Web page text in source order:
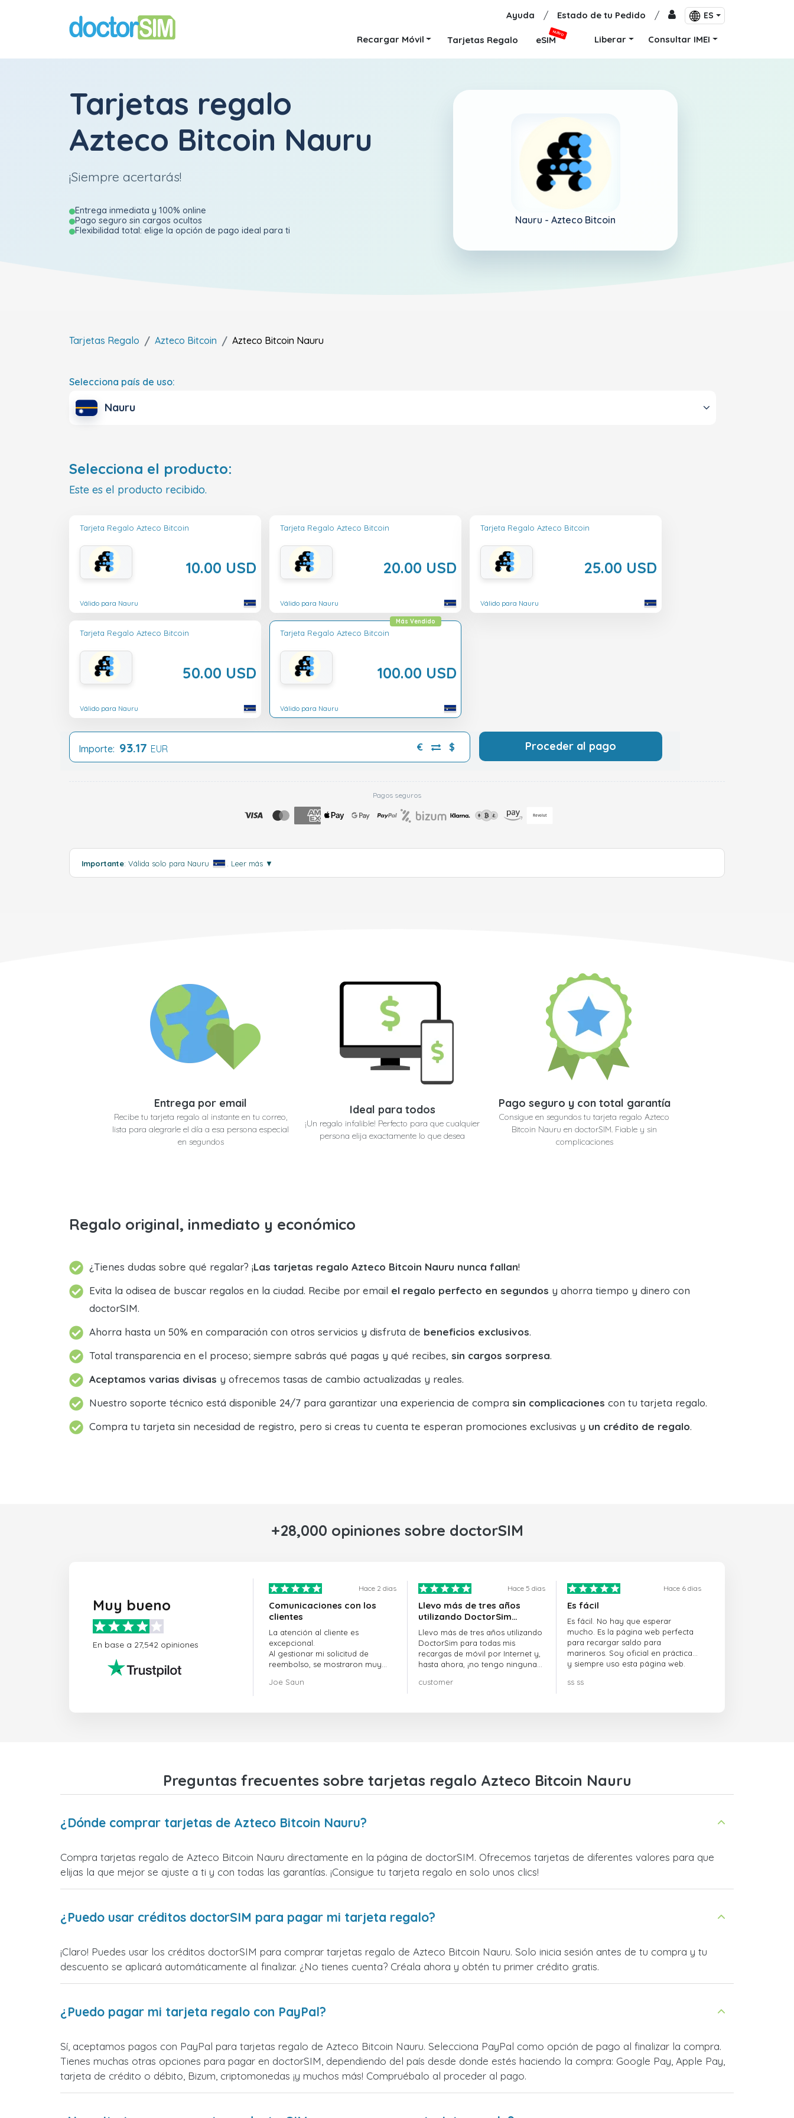
Ayuda / Estado de tu Pedido / ES
Recargar Móvil Tarjetas Regalo eSIM
NUEVO
Liberar Consultar IMEI
Tarjetas regalo
Azteco Bitcoin Nauru
¡Siempre acertarás!
Entrega inmediata y 100% online
Pago seguro sin cargos ocultos
Flexibilidad total: elige la opción de pago ideal para ti
Nauru - Azteco Bitcoin
Tarjetas Regalo Azteco Bitcoin Azteco Bitcoin Nauru
Selecciona país de uso:
Nauru
Selecciona el producto:
Este es el producto recibido.
Tarjeta Regalo Azteco Bitcoin
10.00 USD
Válido para Nauru
Tarjeta Regalo Azteco Bitcoin
20.00 USD
Válido para Nauru
Tarjeta Regalo Azteco Bitcoin
25.00 USD
Válido para Nauru
Tarjeta Regalo Azteco Bitcoin
50.00 USD
Válido para Nauru
Tarjeta Regalo Azteco Bitcoin
100.00 USD
Más Vendido
Válido para Nauru
Importe: 93.17 EUR € $ Proceder al pago
Pagos seguros
Importante: Válida solo para Nauru . Leer más ▼
Entrega por email
Recibe tu tarjeta regalo al instante en tu correo,
lista para alegrarle el día a esa persona especial
en segundos
Ideal para todos
¡Un regalo infalible! Perfecto para que cualquier
persona elija exactamente lo que desea
Pago seguro y con total garantía
Consigue en segundos tu tarjeta regalo Azteco
Bitcoin Nauru en doctorSIM. Fiable y sin
complicaciones
Regalo original, inmediato y económico
¿Tienes dudas sobre qué regalar? ¡Las tarjetas regalo Azteco Bitcoin Nauru nunca fallan!
Evita la odisea de buscar regalos en la ciudad. Recibe por email el regalo perfecto en segundos y ahorra tiempo y dinero con
doctorSIM.
Ahorra hasta un 50% en comparación con otros servicios y disfruta de beneficios exclusivos.
Total transparencia en el proceso; siempre sabrás qué pagas y qué recibes, sin cargos sorpresa.
Aceptamos varias divisas y ofrecemos tasas de cambio actualizadas y reales.
Nuestro soporte técnico está disponible 24/7 para garantizar una experiencia de compra sin complicaciones con tu tarjeta regalo.
Compra tu tarjeta sin necesidad de registro, pero si creas tu cuenta te esperan promociones exclusivas y un crédito de regalo.
+28,000 opiniones sobre doctorSIM
Muy bueno
En base a 27,542 opiniones
Hace 2 dias
Comunicaciones con los
clientes
La atención al cliente es
excepcional.
Al gestionar mi solicitud de
reembolso, se mostraron muy
gestión, y resolvieron mi
Joe Saun
Hace 5 dias
Llevo más de tres años
utilizando DoctorSim…
Llevo más de tres años utilizando
DoctorSim para todas mis
recargas de móvil por Internet y,
hasta ahora, ¡no tengo ninguna
customer
Hace 6 dias
Es fácil
Es fácil. No hay que esperar
mucho. Es la página web perfecta
para recargar saldo para
marineros. Soy oficial en prácticas
y siempre uso esta página web.
ss ss
Preguntas frecuentes sobre tarjetas regalo Azteco Bitcoin Nauru
¿Dónde comprar tarjetas de Azteco Bitcoin Nauru?
Compra tarjetas regalo de Azteco Bitcoin Nauru directamente en la página de doctorSIM. Ofrecemos tarjetas de diferentes valores para que
elijas la que mejor se ajuste a ti y con todas las garantías. ¡Consigue tu tarjeta regalo en solo unos clics!
¿Puedo usar créditos doctorSIM para pagar mi tarjeta regalo?
¡Claro! Puedes usar los créditos doctorSIM para comprar tarjetas regalo de Azteco Bitcoin Nauru. Solo inicia sesión antes de tu compra y tu
descuento se aplicará automáticamente al finalizar. ¿No tienes cuenta? Créala ahora y obtén tu primer crédito gratis.
¿Puedo pagar mi tarjeta regalo con PayPal?
Sí, aceptamos pagos con PayPal para tarjetas regalo de Azteco Bitcoin Nauru. Selecciona PayPal como opción de pago al finalizar la compra.
Tienes muchas otras opciones para pagar en doctorSIM, dependiendo del país desde donde estés haciendo la compra: Google Pay, Apple Pay,
tarjeta de crédito o débito, Bizum, criptomonedas ¡y muchos más! Compruébalo al proceder al pago.